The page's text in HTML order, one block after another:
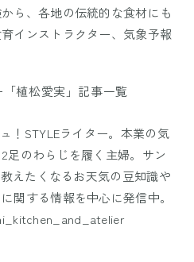
ら、各地の伝統的な食材にも
インストラクター、気象予報
植松愛実」記事一覧
STYLEライター。本業の気
足のわらじを履く主婦。サン
えたくなるお天気の豆知識や
関する情報を中心に発信中。